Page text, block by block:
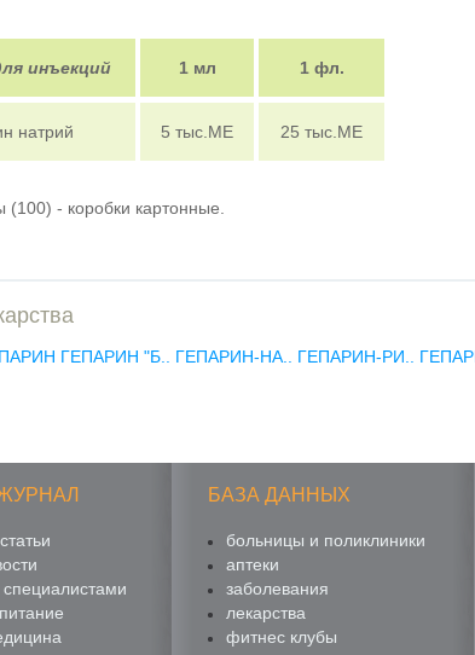
инъекций 1 мл 1 фл.
натрий 5 тыс.МЕ 25 тыс.МЕ
- коробки картонные.
ГЕПАРИН "Б.. ГЕПАРИН-НА.. ГЕПАРИН-РИ..
БАЗА ДАННЫХ
больницы и поликлиники
аптеки
заболевания
лекарства
фитнес клубы